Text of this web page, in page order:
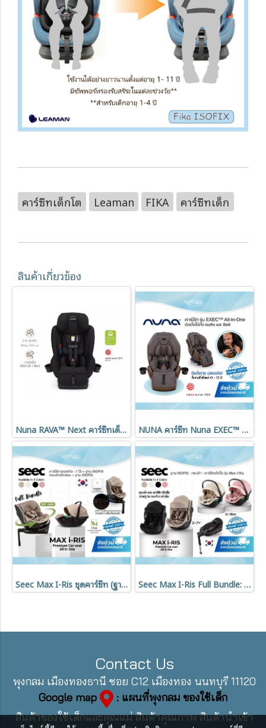
คาร์ซีทเด็กโต Leaman FIKA คาร์ซีทเด็ก
สินค้าเกี่ยวข้อง
Nuna RAVA™ Next คาร์ซีทเด็กมาตรฐานอเมริกา ติดตั้งได้ 2 ระบบ ใช้ได้ตั้งแต่แรกเกิด–12ปี NUNA คาร์ซีท Nuna EXEC™ All-in-One คาร์ซีทเด็กแรกเกิด–12 ปี ติดตั้ง Isofix และ Belt
Seec Max I-Ris ชุดคาร์ซีท (ฐาน ISOFIX + กระเช้า / คาร์ซีทเด็กโต) มาตรฐาน i-Size ใช้ได้ตั้งแต่แรกเกิด - 7 ขวบ Seec Max I-Ris Full Bundle: ฐาน ISOFIX + กระเช้าเด็กอ่อน + คาร์ซีท (แรกเกิด - 7 ปี)
Contact Us
พุงกลม เมืองทองธานี ซอย C12 เมืองทอง นนทบุรี 11120
Google map
: แผนที่พุงกลม ของใช้เด็ก
สินค้าของใช้เด็กและคุณแม่ สินค้าคุณภาพ สินค้านำเข้า